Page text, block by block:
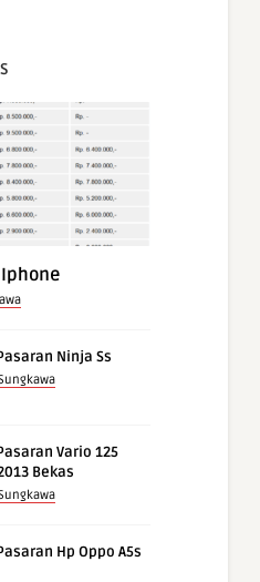
Ninja Ss
Vario 125
Bekas
Hp Oppo A5s